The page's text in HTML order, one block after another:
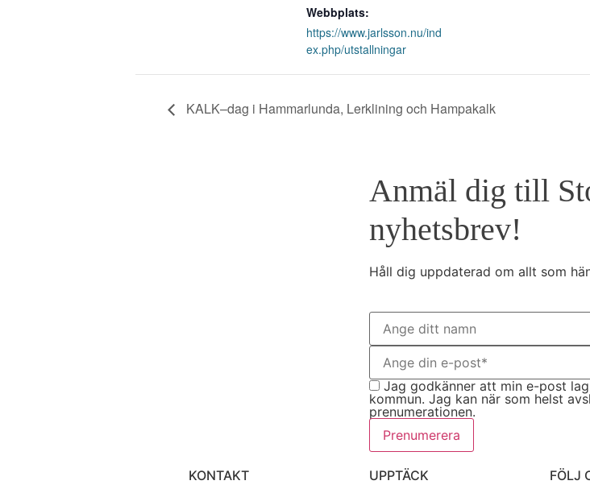
Webbplats:
https://www.jarlsson.nu/ind
ex.php/utstallningar
KALK–dag i Hammarlunda, Lerklining och Hampakalk
Anmäl dig till
nyhetsbrev!
Håll dig uppdaterad om allt som
Jag godkänner att min e-post
kommun. Jag kan när som helst
prenumerationen.
Prenumerera
KONTAKT UPPTÄCK FÖLJ